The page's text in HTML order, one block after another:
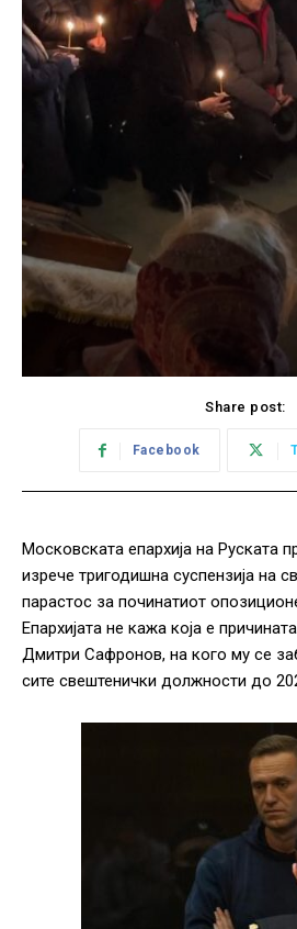
Share post:
Facebook
Московската епархија на Руската
изрече тригодишна суспензија на
парастос за починатиот
Епархијата не кажа која е
Дмитри Сафронов, на кого му се
сите свештенички должности до